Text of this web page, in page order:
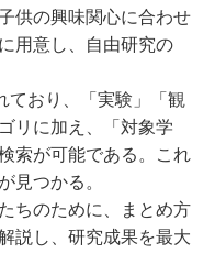
供の興味関心に合わせ
用意し、自由研究の
おり、「実験」「観
リに加え、「対象学
索が可能である。これ
見つかる。
ちのために、まとめ方
説し、研究成果を最大